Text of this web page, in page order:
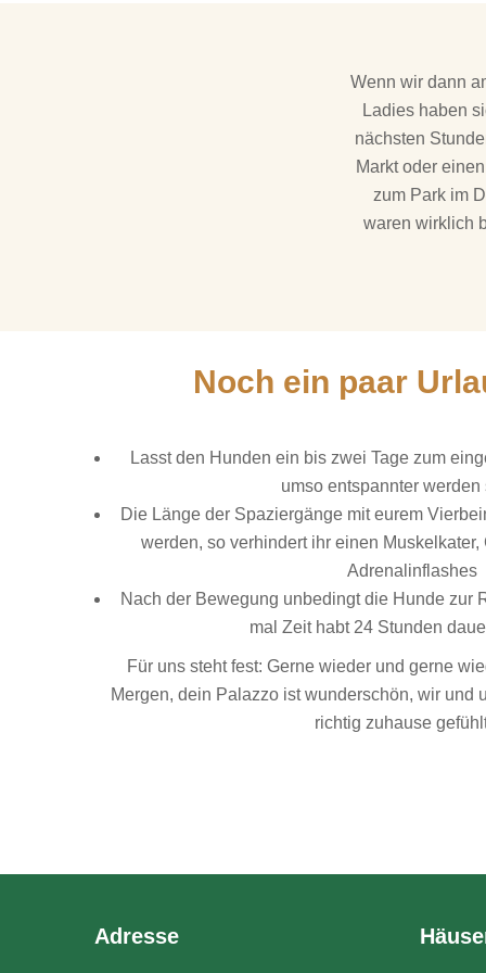
Wenn wir dann
Ladies haben
nächsten
Markt oder
zum Park im
waren wirklich
Noch ein paar
Lasst den Hunden ein bis zwei Tage zum
umso entspannter werden
Die Länge der Spaziergänge mit eurem
werden, so verhindert ihr einen
Adrenalinflashes
Nach der Bewegung unbedingt die Hunde zur
mal Zeit habt 24 Stunden
Für uns steht fest: Gerne wieder und gerne
Mergen, dein Palazzo ist wunderschön, wir und
richtig zuhause
Adresse